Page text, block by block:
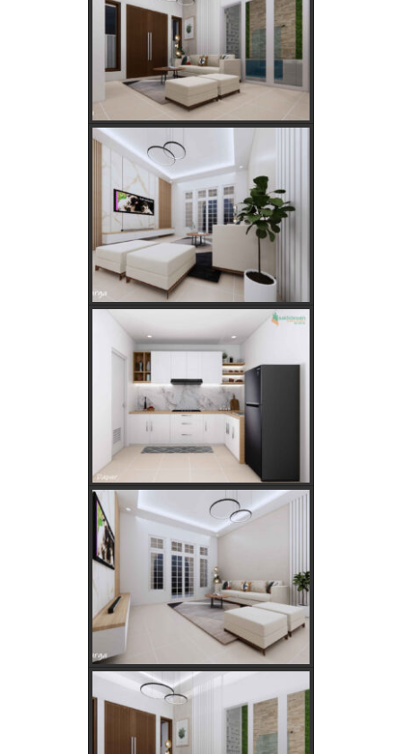
Menentukan Hari dan Bulan Baik Membangun
Rumah Menurut Hitungan Jawa
Rahasia Memilih Hari Baik untuk Membangun Rumah
Menurut Hitungan Jawa
Keajaiban Lukisan Panen Padi dalam Feng Shui
Mimpi Tikus Masuk Rumah: Apa Makna Sebenarnya?
Fungsi dan Ukuran MCB dalam Sistem Kelistrikan
Apakah Feng Shui Buruk Jika Memiliki Tanaman Hias
Golongan Tarif Listrik PLN dan Cara Mengecek Daya
Listrik di Rumah
Kebutuhan Listrik anda Besar perlu Daya Listrik
PLN 3 Phase!
Kebutuhan Listrik yang Tepat untuk Rumah Tangga,
Kantor, dan Industri
Panduan Lengkap Jual Beli Tanah Adat: Regulasi,
Syarat, dan Tips Aman